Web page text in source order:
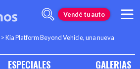
Vendé tu auto
>Kia Platform Beyond Vehicle, una nueva
ESPECIALES GALERIAS